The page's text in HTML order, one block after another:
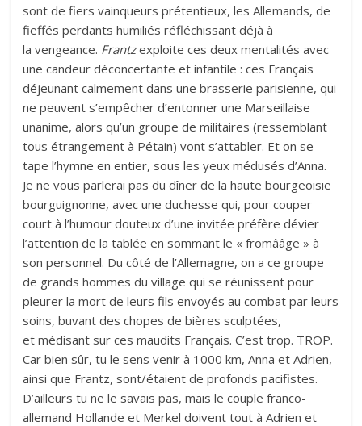
sont de fiers vainqueurs prétentieux, les Allemands, de
fieffés perdants humiliés réfléchissant déjà à
la vengeance. Frantzexploite ces deux mentalités avec
une candeur déconcertante et infantile : ces Français
déjeunant calmement dans une brasserie parisienne, qui
ne peuvent s’empêcher d’entonner une Marseillaise
unanime, alors qu’un groupe de militaires (ressemblant
tous étrangement à Pétain) vont s’attabler. Et on se
tape l’hymne en entier, sous les yeux médusés d’Anna.
Je ne vous parlerai pas du dîner de la haute bourgeoisie
bourguignonne, avec une duchesse qui, pour couper
court à l’humour douteux d’une invitée préfère dévier
l’attention de la tablée en sommant le « fromââge » à
son personnel. Du côté de l’Allemagne, on a ce groupe
de grands hommes du village qui se réunissent pour
pleurer la mort de leurs fils envoyés au combat par leurs
soins, buvant des chopes de bières sculptées,
et médisant sur ces maudits Français. C’est trop. TROP.
Car bien sûr, tu le sens venir à 1000 km, Anna et Adrien,
ainsi que Frantz, sont/étaient de profonds pacifistes.
D’ailleurs tu ne le savais pas, mais le couple franco-
allemand Hollande et Merkel doivent tout à Adrien et